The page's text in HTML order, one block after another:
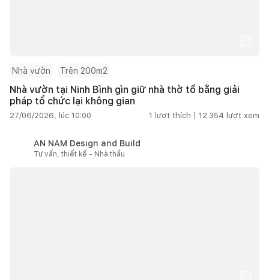
Nhà vườn Trên 200m2
Nhà vườn tại Ninh Bình gìn giữ nhà thờ tổ bằng giải
pháp tổ chức lại không gian
27/06/2026, lúc 10:00 1 lượt thích | 12.354 lượt xem
AN NAM Design and Build
Tư vấn, thiết kế - Nhà thầu